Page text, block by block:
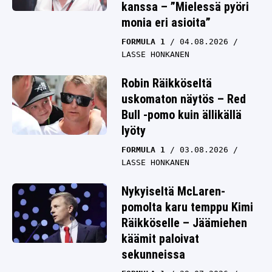
kanssa – ”Mielessä pyöri
monia eri asioita”
FORMULA 1
04.08.2026
LASSE HONKANEN
Robin Räikköseltä
uskomaton näytös – Red
Bull -pomo kuin ällikällä
lyöty
FORMULA 1
03.08.2026
LASSE HONKANEN
Nykyiseltä McLaren-
pomolta karu temppu Kimi
Räikköselle – Jäämiehen
käämit paloivat
sekunneissa